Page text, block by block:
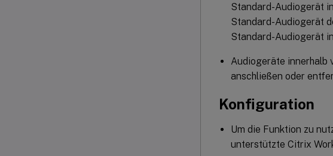
Standard-Audiogerät
Standard-Audiogerät
Standard-Audiogerät
Audiogeräte innerhalb
anschließen oder
Konfiguration
Um die Funktion zu
unterstützte Citrix